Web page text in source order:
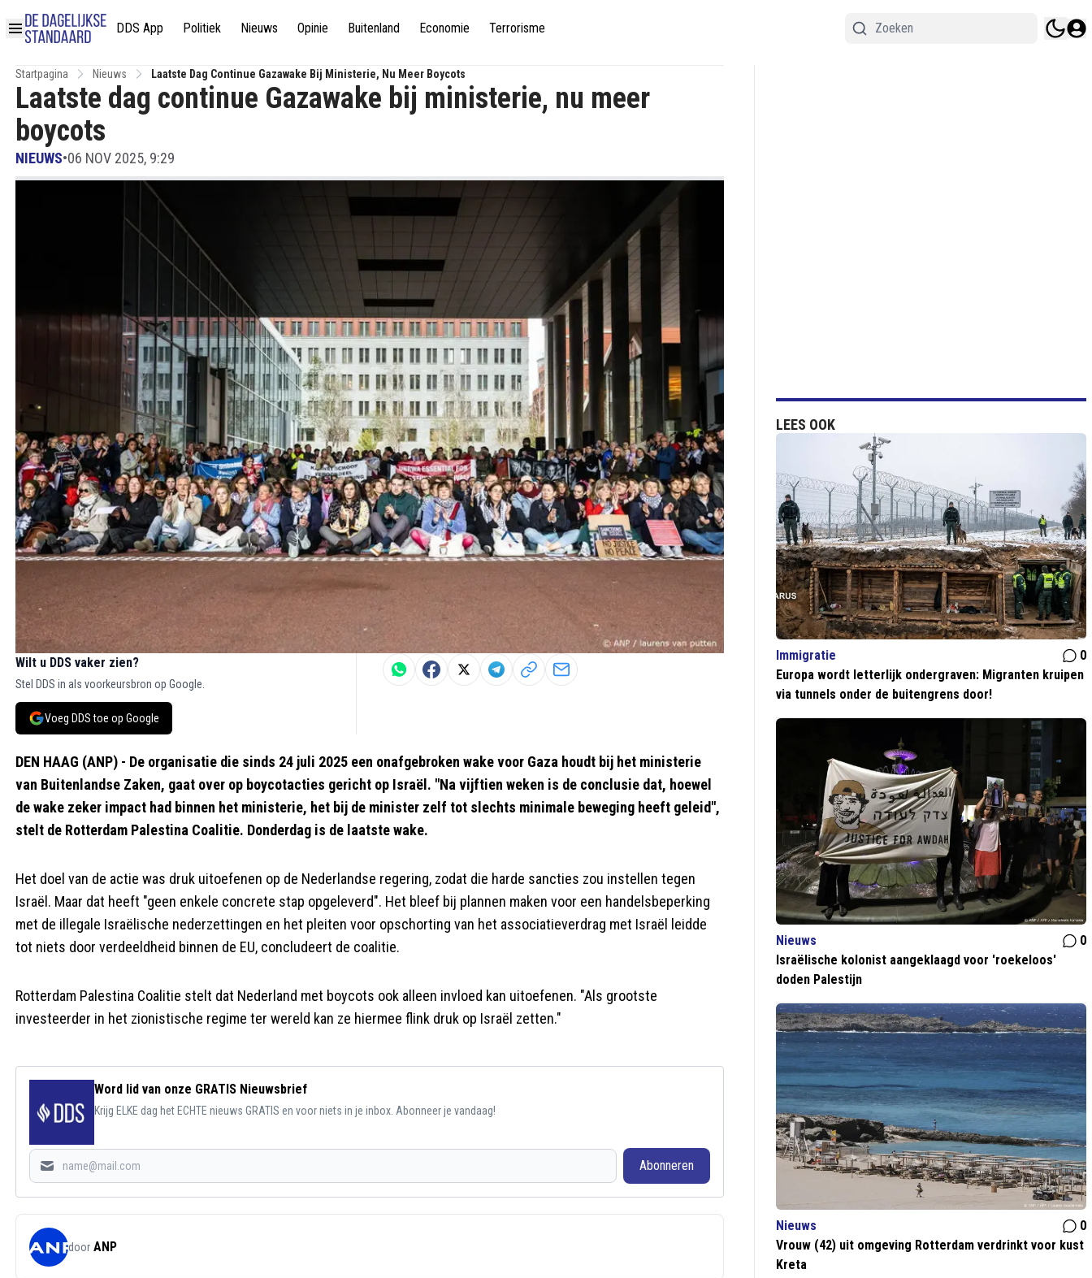
DDS App Politiek Nieuws Opinie Buitenland Economie Terrorisme
Startpagina Nieuws Laatste Dag Continue Gazawake Bij Ministerie, Nu Meer Boycots
Laatste dag continue Gazawake bij ministerie, nu meer
boycots
NIEUWS•06 NOV 2025, 9:29
Wilt u DDS vaker zien?
Stel DDS in als voorkeursbron op Google.
Voeg DDS toe op Google
DEN HAAG (ANP) - De organisatie die sinds 24 juli 2025 een onafgebroken wake voor Gaza houdt bij het ministerie
van Buitenlandse Zaken, gaat over op boycotacties gericht op Israël. "Na vijftien weken is de conclusie dat, hoewel
de wake zeker impact had binnen het ministerie, het bij de minister zelf tot slechts minimale beweging heeft geleid",
stelt de Rotterdam Palestina Coalitie. Donderdag is de laatste wake.
Het doel van de actie was druk uitoefenen op de Nederlandse regering, zodat die harde sancties zou instellen tegen
Israël. Maar dat heeft "geen enkele concrete stap opgeleverd". Het bleef bij plannen maken voor een handelsbeperking
met de illegale Israëlische nederzettingen en het pleiten voor opschorting van het associatieverdrag met Israël leidde
tot niets door verdeeldheid binnen de EU, concludeert de coalitie.
Rotterdam Palestina Coalitie stelt dat Nederland met boycots ook alleen invloed kan uitoefenen. "Als grootste
investeerder in het zionistische regime ter wereld kan ze hiermee flink druk op Israël zetten."
Word lid van onze GRATIS Nieuwsbrief
Krijg ELKE dag het ECHTE nieuws GRATIS en voor niets in je inbox. Abonneer je vandaag!
Abonneren
door ANP
LEES OOK
Immigratie
0
Europa wordt letterlijk ondergraven: Migranten kruipen
via tunnels onder de buitengrens door!
Nieuws
0
Israëlische kolonist aangeklaagd voor 'roekeloos'
doden Palestijn
Nieuws
0
Vrouw (42) uit omgeving Rotterdam verdrinkt voor kust
Kreta